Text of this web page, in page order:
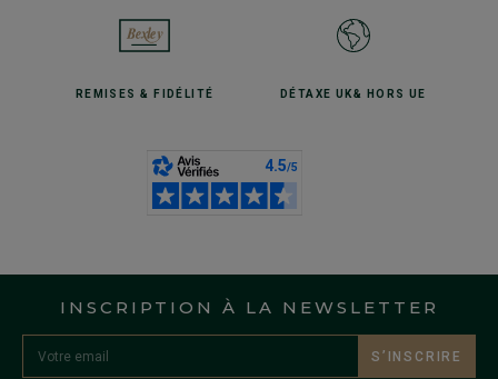
REMISES& FIDÉLITÉ DÉTAXE UK& HORS UE
INSCRIPTION À LA NEWSLETTER
S’INSCRIRE